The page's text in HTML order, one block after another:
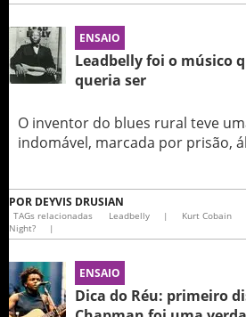
ENSAIO
Leadbelly foi o músico
queria ser
O inventor do blues rural teve
indomável, marcada por prisão,
POR DEYVIS DRUSIAN
TAGs relacionadas Leadbelly | Kurt Cobain
Night?
|
ENSAIO
Dica do Réu: primeiro